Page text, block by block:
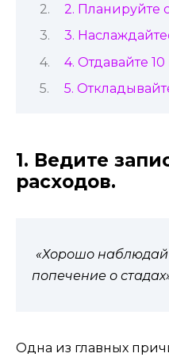
2. Планируйте
3.
4. Отдавайте
5.
1. Ведите
расходов.
«Хорошо наблюдай
попечение о
Одна из главных